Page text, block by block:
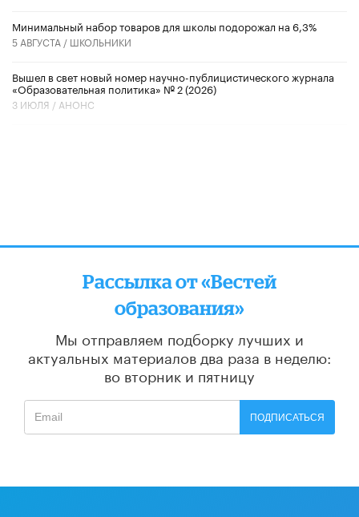
Минимальный набор товаров для школы подорожал на 6,3%
5 АВГУСТА / ШКОЛЬНИКИ
Вышел в свет новый номер научно-публицистического журнала
«Образовательная политика» № 2 (2026)
3 ИЮЛЯ / АНОНС
Рассылка от «Вестей
образования»
Мы отправляем подборку лучших и
актуальных материалов два раза в неделю:
во вторник и пятницу
ПОДПИСАТЬСЯ